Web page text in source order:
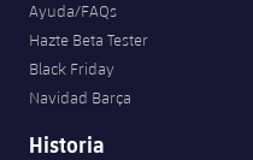
Ayuda/FAQs
Hazte Beta Tester
Black Friday
Navidad Barça
Historia